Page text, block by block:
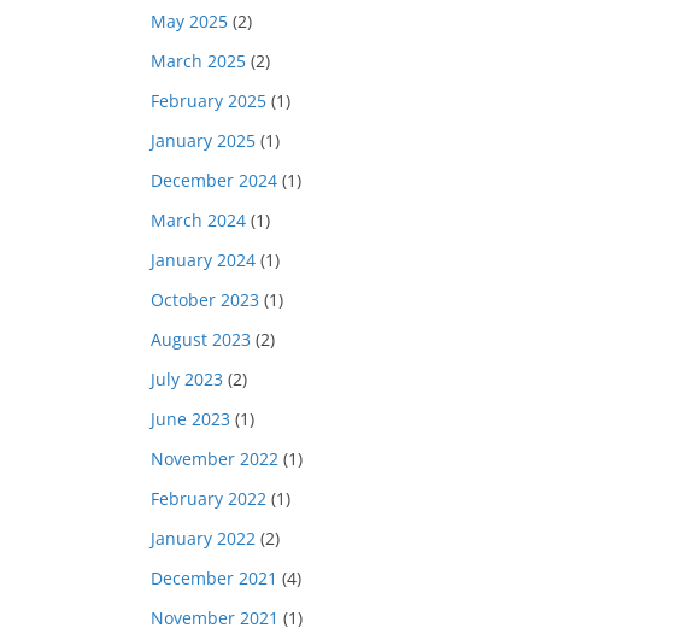
May 2025 (2)
March 2025 (2)
February 2025 (1)
January 2025 (1)
December 2024 (1)
March 2024 (1)
January 2024 (1)
October 2023 (1)
August 2023 (2)
July 2023 (2)
June 2023 (1)
November 2022 (1)
February 2022 (1)
January 2022 (2)
December 2021 (4)
November 2021 (1)